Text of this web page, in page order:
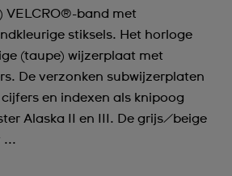
VELCRO®-band met
stiksels. Het horloge
(taupe) wijzerplaat met
De verzonken subwijzerplaten
en indexen als knipoog
Alaska II en III. De grijs/beige
...